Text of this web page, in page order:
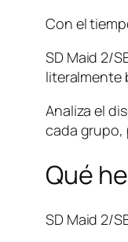
Con el
SD Maid 2/
literalmente
Analiza el
cada grupo,
Qué
SD Maid 2/